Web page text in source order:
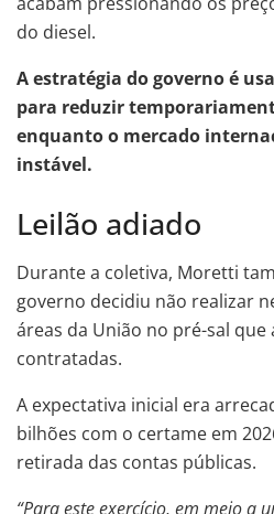
do diesel.
A estratégia do governo é
para reduzir
enquanto o mercado
instável.
Leilão adiado
Durante a coletiva, Moretti
governo decidiu não realizar
áreas da União no pré-sal
contratadas.
A expectativa inicial era
bilhões com o certame em
retirada das contas públicas.
“Para este exercício, em meio a